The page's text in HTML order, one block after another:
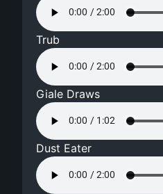
Trub
Giale Draws
Dust Eater